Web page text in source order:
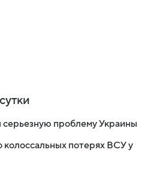
проблему Украины
потерях ВСУ у